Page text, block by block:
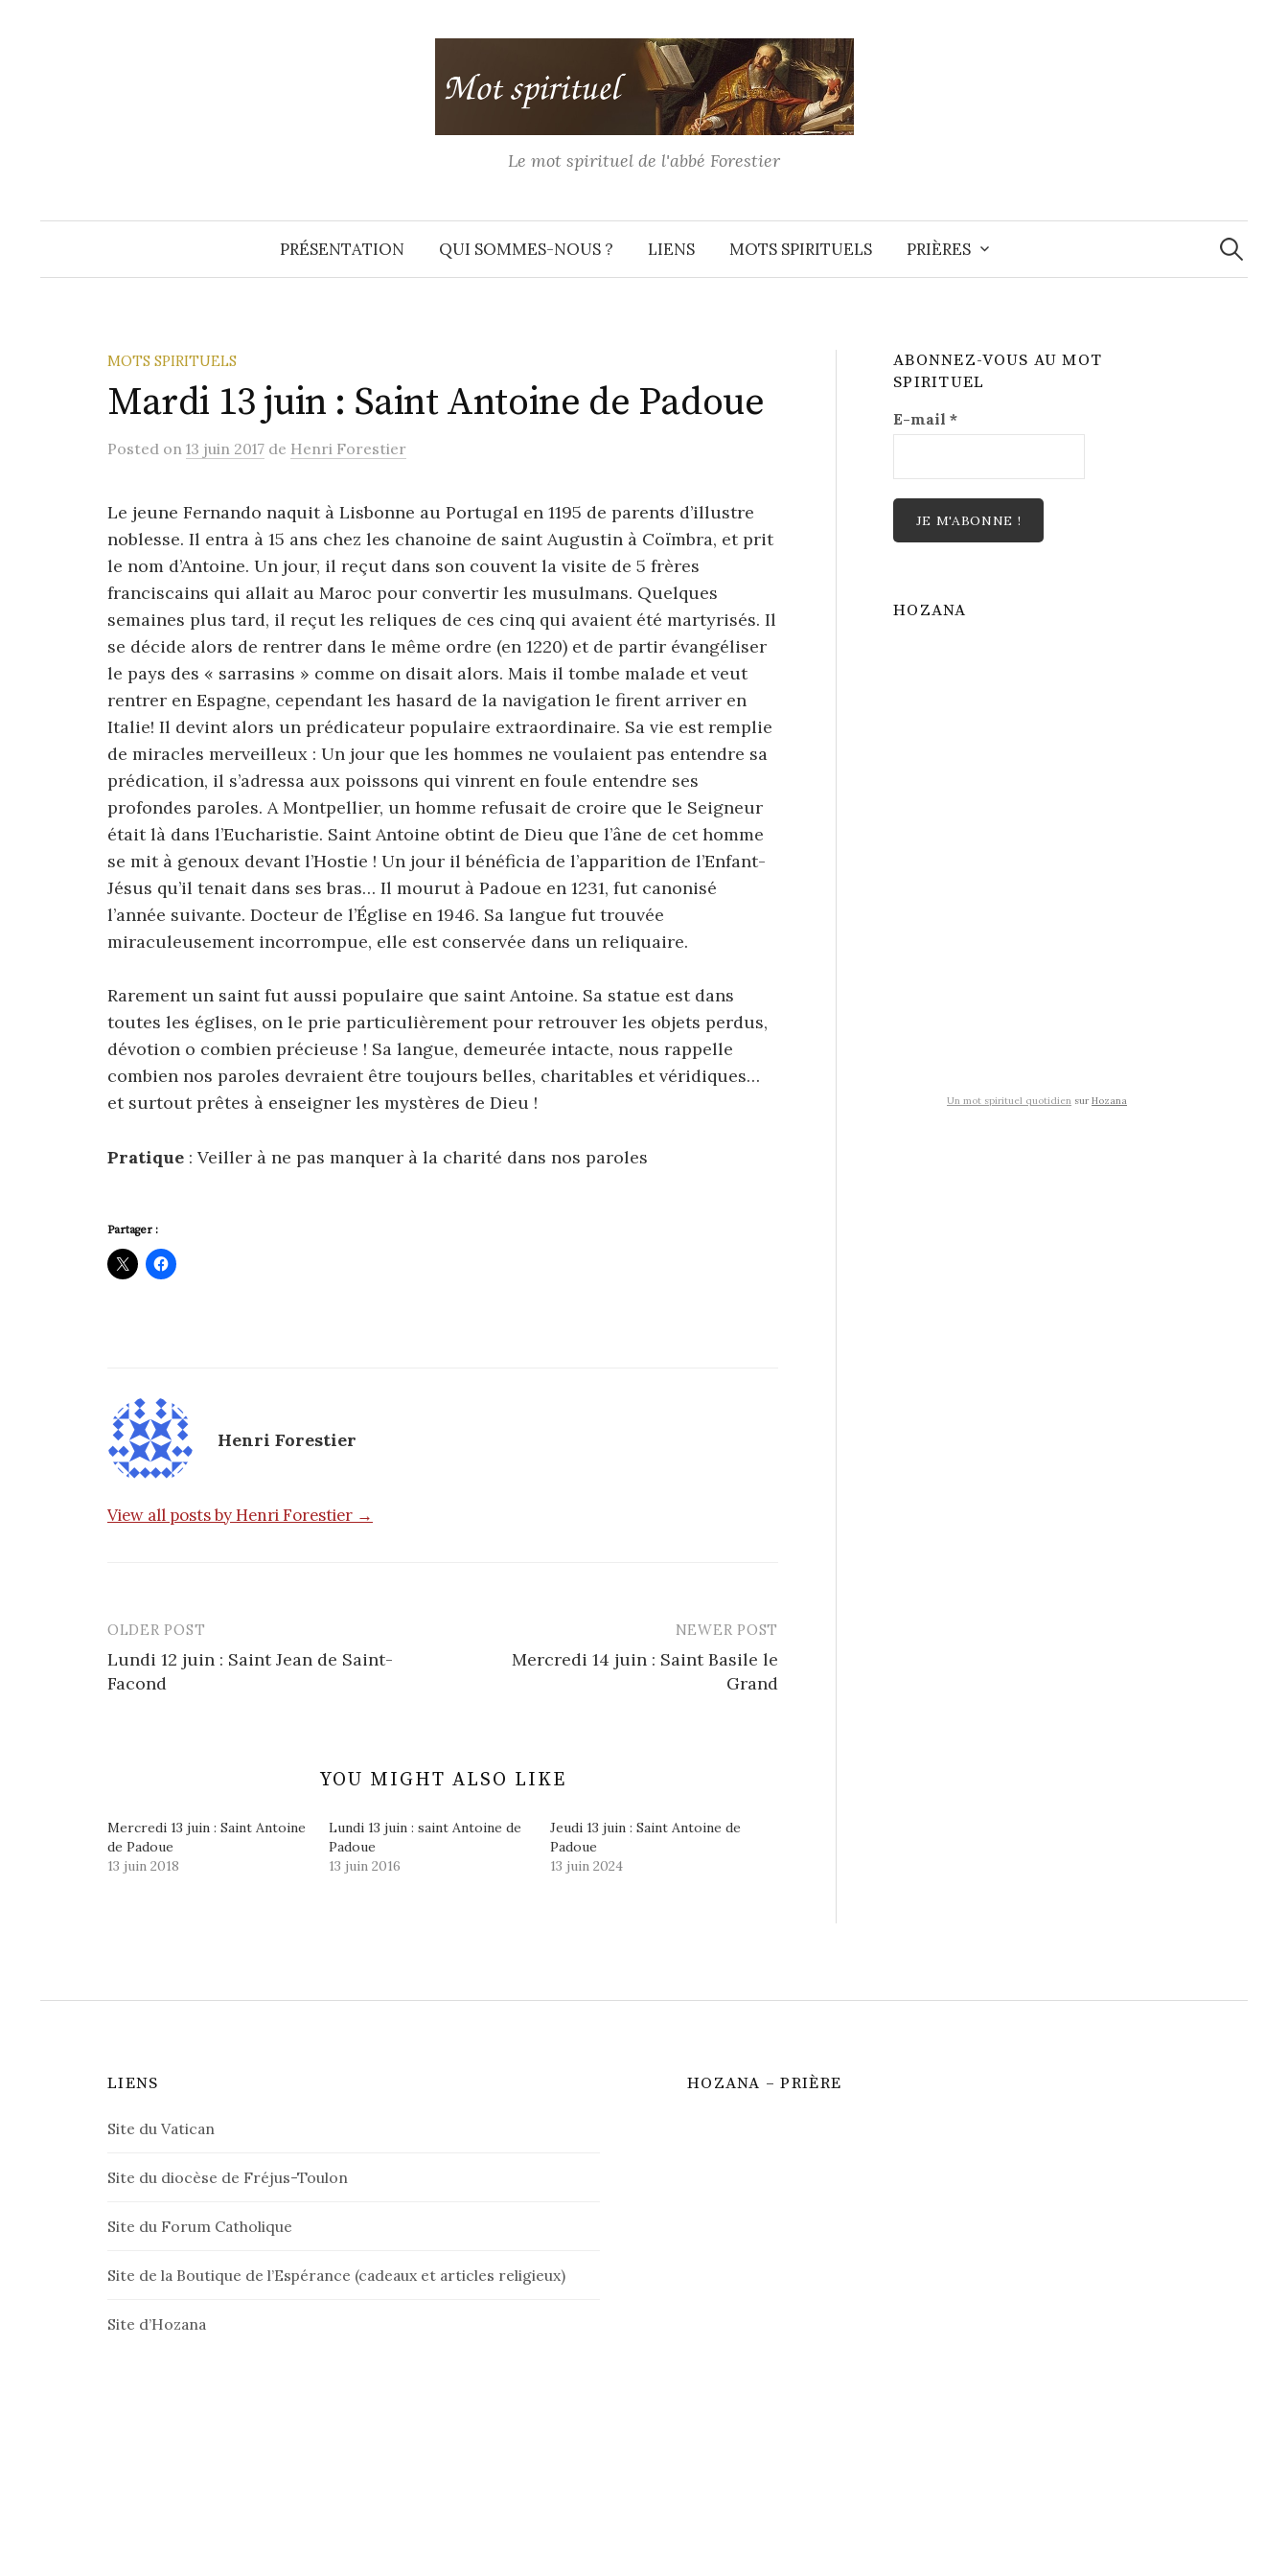
Le mot spirituel de l'abbé Forestier
PRÉSENTATION QUI SOMMES-NOUS ? LIENS MOTS SPIRITUELS PRIÈRES
MOTS SPIRITUELS
Mardi 13 juin : Saint Antoine de Padoue
Posted on 13 juin 2017 de Henri Forestier
Le jeune Fernando naquit à Lisbonne au Portugal en 1195 de parents d’illustre
noblesse. Il entra à 15 ans chez les chanoine de saint Augustin à Coïmbra, et prit
le nom d’Antoine. Un jour, il reçut dans son couvent la visite de 5 frères
franciscains qui allait au Maroc pour convertir les musulmans. Quelques
semaines plus tard, il reçut les reliques de ces cinq qui avaient été martyrisés. Il
se décide alors de rentrer dans le même ordre (en 1220) et de partir évangéliser
le pays des « sarrasins » comme on disait alors. Mais il tombe malade et veut
rentrer en Espagne, cependant les hasard de la navigation le firent arriver en
Italie! Il devint alors un prédicateur populaire extraordinaire. Sa vie est remplie
de miracles merveilleux : Un jour que les hommes ne voulaient pas entendre sa
prédication, il s’adressa aux poissons qui vinrent en foule entendre ses
profondes paroles. A Montpellier, un homme refusait de croire que le Seigneur
était là dans l’Eucharistie. Saint Antoine obtint de Dieu que l’âne de cet homme
se mit à genoux devant l’Hostie ! Un jour il bénéficia de l’apparition de l’Enfant-
Jésus qu’il tenait dans ses bras… Il mourut à Padoue en 1231, fut canonisé
l’année suivante. Docteur de l’Église en 1946. Sa langue fut trouvée
miraculeusement incorrompue, elle est conservée dans un reliquaire.
Rarement un saint fut aussi populaire que saint Antoine. Sa statue est dans
toutes les églises, on le prie particulièrement pour retrouver les objets perdus,
dévotion o combien précieuse ! Sa langue, demeurée intacte, nous rappelle
combien nos paroles devraient être toujours belles, charitables et véridiques…
et surtout prêtes à enseigner les mystères de Dieu !
Pratique : Veiller à ne pas manquer à la charité dans nos paroles
Partager :
Henri Forestier
View all posts by Henri Forestier →
Post
navigation
OLDER POST
Lundi 12 juin : Saint Jean de Saint-
Facond
NEWER POST
Mercredi 14 juin : Saint Basile le
Grand
YOU MIGHT ALSO LIKE
Mercredi 13 juin : Saint Antoine
de Padoue
13 juin 2018
Lundi 13 juin : saint Antoine de
Padoue
13 juin 2016
Jeudi 13 juin : Saint Antoine de
Padoue
13 juin 2024
ABONNEZ-VOUS AU MOT
SPIRITUEL
E-mail*
HOZANA
Un mot spirituel quotidien surHozana
LIENS
Site du Vatican
Site du diocèse de Fréjus-Toulon
Site du Forum Catholique
Site de la Boutique de l’Espérance (cadeaux et articles religieux)
Site d’Hozana
HOZANA – PRIÈRE